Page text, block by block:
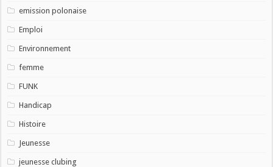
emission polonaise
Emploi
Environnement
femme
FUNK
Handicap
Histoire
Jeunesse
jeunesse clubing